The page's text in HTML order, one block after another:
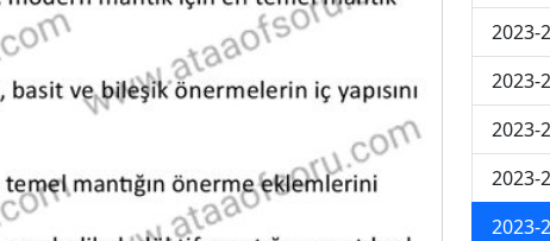
2023-
2023-
2023-
2023-
2023-